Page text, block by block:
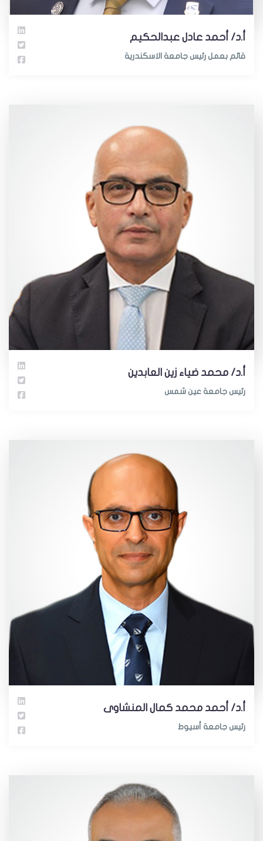
أ.د/ أحمد عادل عبدالحكيم
قائم بعمل رئيس جامعة الاسكندرية
أ.د/ محمد ضياء زين العابدين
رئيس جامعة عين شمس
أ.د/ أحمد محمد كمال المنشاوى
رئيس جامعة أسيوط